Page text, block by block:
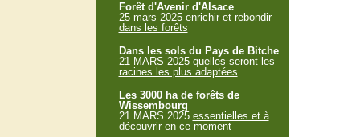
Forêt d'Avenir d'Alsace
25 mars 2025 enrichir et rebondir
dans les forêts
Dans les sols du Pays de Bitche
21 MARS 2025 quelles seront les
racines les plus adaptées
Les 3000 ha de forêts de
Wissembourg
21 MARS 2025 essentielles et à
découvrir en ce moment